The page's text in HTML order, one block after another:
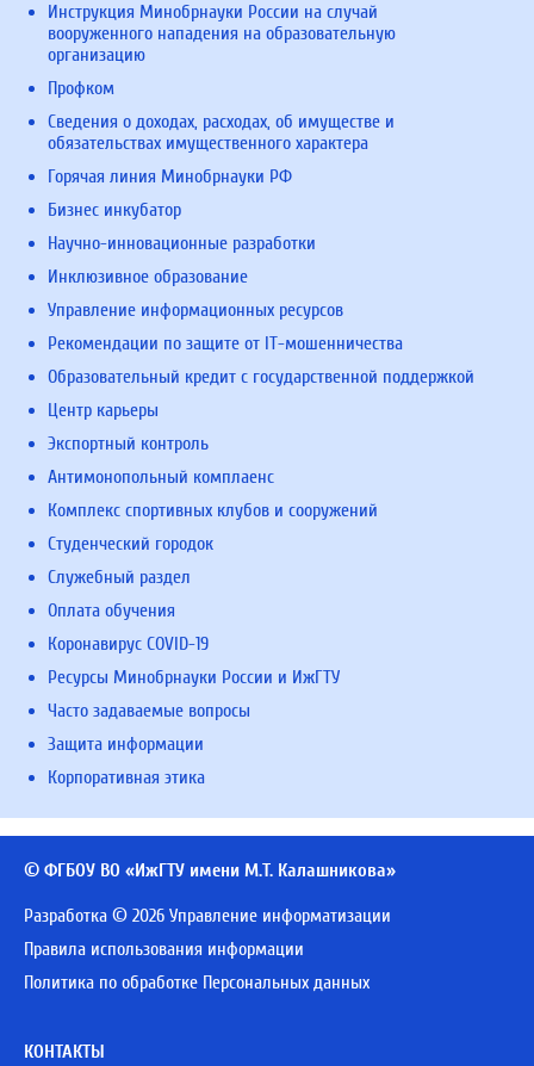
Инструкция Минобрнауки России на случай
вооруженного нападения на образовательную
организацию
Профком
Сведения о доходах, расходах, об имуществе и
обязательствах имущественного характера
Горячая линия Минобрнауки РФ
Бизнес инкубатор
Научно-инновационные разработки
Инклюзивное образование
Управление информационных ресурсов
Рекомендации по защите от IT-мошенничества
Образовательный кредит с государственной поддержкой
Центр карьеры
Экспортный контроль
Антимонопольный комплаенс
Комплекс спортивных клубов и сооружений
Студенческий городок
Служебный раздел
Оплата обучения
Коронавирус COVID-19
Ресурсы Минобрнауки России и ИжГТУ
Часто задаваемые вопросы
Защита информации
Корпоративная этика
© ФГБОУ ВО «ИжГТУ имени М.Т. Калашникова»
Разработка © 2026 Управление информатизации
Правила использования информации
Политика по обработке Персональных данных
КОНТАКТЫ